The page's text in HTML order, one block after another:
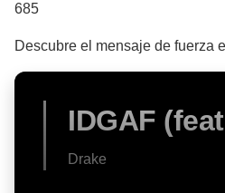
685
Descubre el mensaje de fuerza
IDGAF
Drake